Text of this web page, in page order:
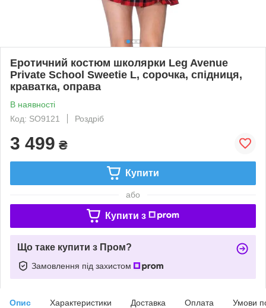
Еротичний костюм школярки Leg Avenue
Private School Sweetie L, сорочка, спідниця,
краватка, оправа
В наявності
Код: SO9121
Роздріб
3 499 ₴
Купити
або
Купити з
Що таке купити з Пром?
Замовлення під захистом
Опис Характеристики Доставка Оплата Умови